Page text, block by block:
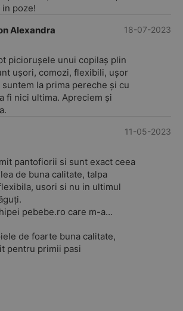
poze!
Alexandra
18-07-2023
piciorușele unui copilaș plin
ușori, comozi, flexibili, ușor
la prima pereche și cu
fi nici ultima. Apreciem și
11-05-2023
pantofiorii si sunt exact ceea
de buna calitate, talpa
usori si nu in ultimul
pebebe.ro care m-a
ajutat sa aleg pantofiorii
de foarte buna calitate,
pentru primii pasi